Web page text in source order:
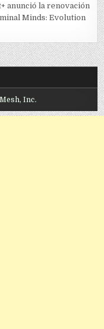
anunció la renovación
Minds: Evolution
Inc.